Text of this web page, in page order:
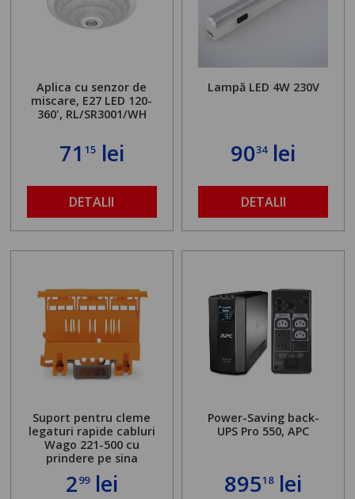
Aplica cu senzor de
miscare, E27 LED 120-
360', RL/SR3001/WH
71 15lei
DETALII
Lampă LED 4W 230V
9034lei
DETALII
Suport pentru cleme
legaturi rapide cabluri
Wago 221-500 cu
prindere pe sina
299lei
Power-Saving back-
UPS Pro 550, APC
89518lei